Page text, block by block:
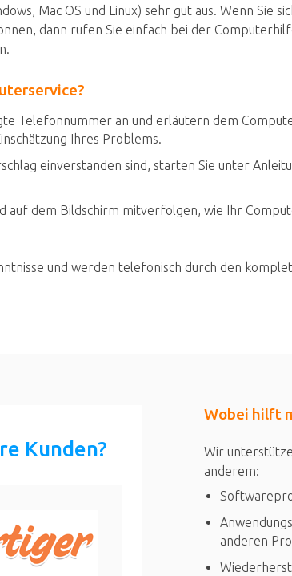
Mac OS und Linux) sehr gut aus. Wenn Sie
dann rufen Sie einfach bei der
Telefonnummer an und erläutern dem
Ihres Problems.
einverstanden sind, starten Sie unter
auf dem Bildschirm mitverfolgen, wie Ihr
und werden telefonisch durch den
Kunden?
Wobei hilft
Wir
anderem:
anderen